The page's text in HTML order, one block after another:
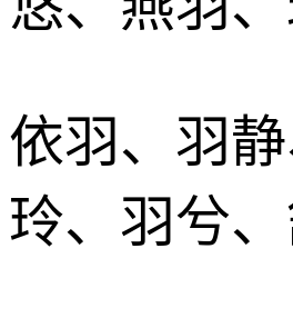
依羽、羽
玲、羽兮